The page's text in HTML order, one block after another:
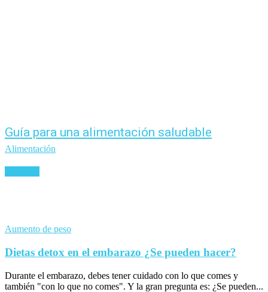
Guía para una alimentación saludable
Alimentación
Aumento de peso
Dietas detox en el embarazo ¿Se pueden hacer?
Durante el embarazo, debes tener cuidado con lo que comes y
también "con lo que no comes". Y la gran pregunta es: ¿Se pueden...